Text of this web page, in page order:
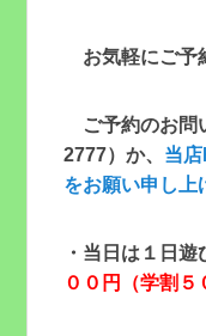
お気軽にご予
ご予約のお問
2777）か、 当
をお願い申し上
・当日は １ 日遊
００円（学割５